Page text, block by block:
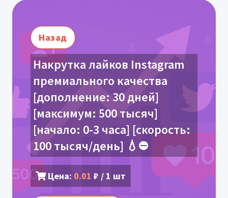
Назад
Накрутка лайков Instagram
премиального качества
[дополнение: 30 дней]
[максимум: 500 тысяч]
[начало: 0-3 часа] [скорость:
100 тысяч/день] 💧⛔️
Цена: 0.01 ₽ / 1 шт